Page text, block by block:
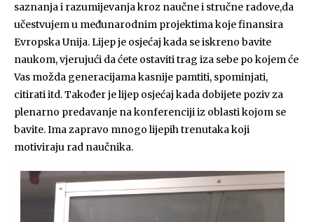
saznanja i razumijevanja kroz naučne i stručne radove,da
učestvujem u međunarodnim projektima koje finansira
Evropska Unija. Lijep je osjećaj kada se iskreno bavite
naukom, vjerujući da ćete ostaviti trag iza sebe po kojem će
Vas možda generacijama kasnije pamtiti, spominjati,
citirati itd. Također je lijep osjećaj kada dobijete poziv za
plenarno predavanje na konferenciji iz oblasti kojom se
bavite. Ima zapravo mnogo lijepih trenutaka koji
motiviraju rad naučnika.